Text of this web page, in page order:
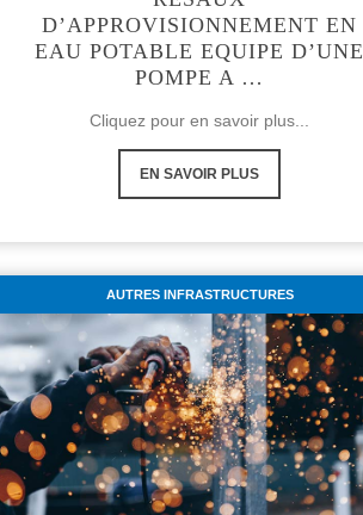
D’APPROVISIONNEMENT EN
EAU POTABLE EQUIPE D’UNE
POMPE A …
Cliquez pour en savoir plus...
EN SAVOIR PLUS
AUTRES INFRASTRUCTURES